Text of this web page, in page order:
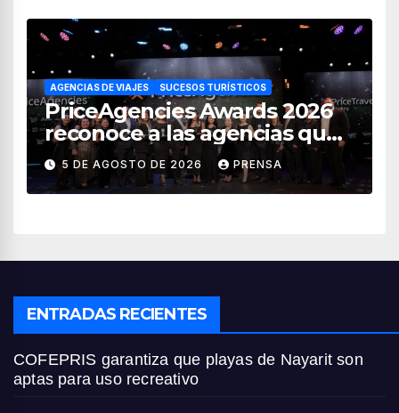
AGENCIAS DE VIAJES SUCESOS TURÍSTICOS
PriceAgencies Awards 2026
reconoce a las agencias que
impulsan el crecimiento del
turismo en México
5 DE AGOSTO DE 2026 PRENSA
ENTRADAS RECIENTES
COFEPRIS garantiza que playas de Nayarit son
aptas para uso recreativo